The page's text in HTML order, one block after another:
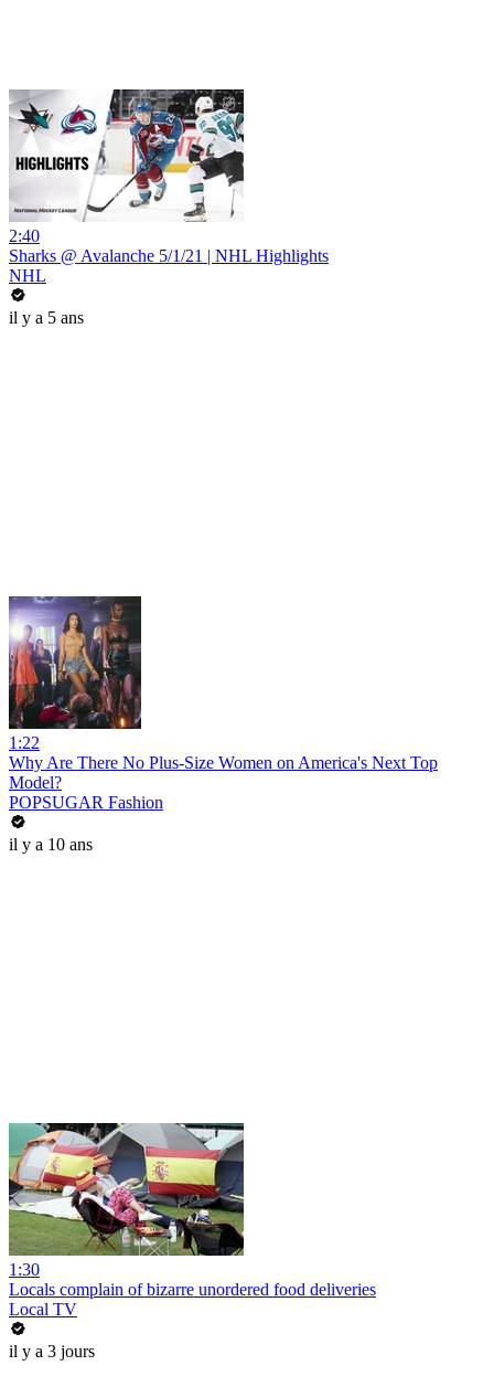
2:40
Sharks @ Avalanche 5/1/21 | NHL Highlights
NHL
il y a 5 ans
1:22
Why Are There No Plus-Size Women on America's Next Top
Model?
POPSUGAR Fashion
il y a 10 ans
1:30
Locals complain of bizarre unordered food deliveries
Local TV
il y a 3 jours